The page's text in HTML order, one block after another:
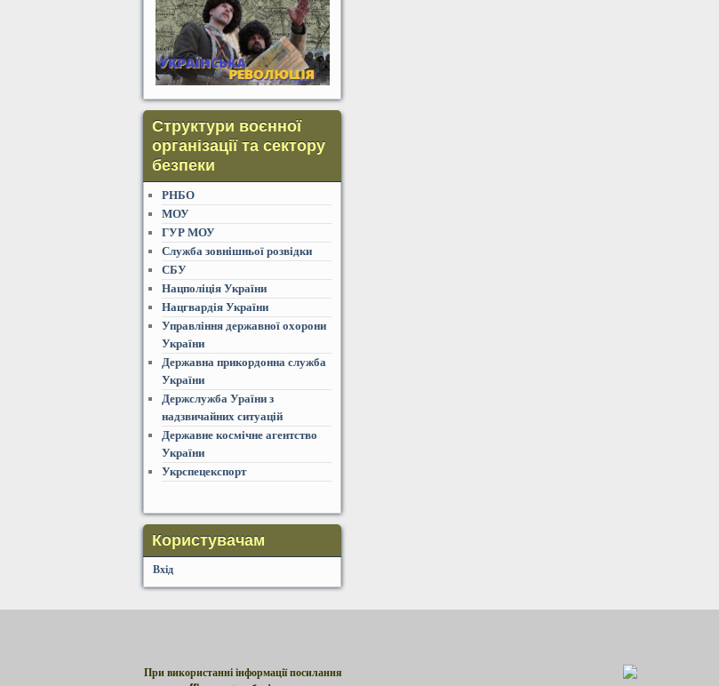
Структури воєнної
організації та сектору
безпеки
РНБО
МОУ
ГУР МОУ
Служба зовнішньої розвідки
СБУ
Нацполіція України
Нацгвардія України
Управління державної охорони
України
Державна прикордонна служба
України
Держслужба Ураїни з
надзвичайних ситуацій
Державне космічне агентство
України
Укрспецекспорт
Користувачам
Вхід
При використанні інформації посилання